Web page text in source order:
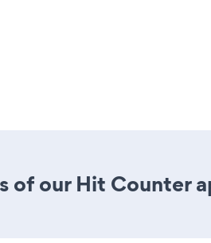
of our Hit Counter